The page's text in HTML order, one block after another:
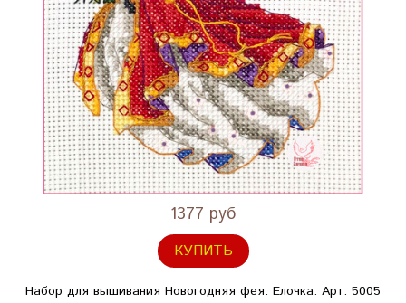
1377 руб
КУПИТЬ
Набор для вышивания Новогодняя фея. Елочка. Арт. 5005